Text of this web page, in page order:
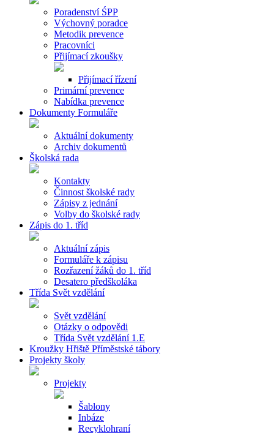
Poradenství ŚPP
Výchovný poradce
Metodik prevence
Pracovníci
Přijímací zkoušky
Přijímací řízení
Primární prevence
Nabídka prevence
Dokumenty Formuláře
Aktuální dokumenty
Archiv dokumentů
Školská rada
Kontakty
Činnost školské rady
Zápisy z jednání
Volby do školské rady
Zápis do 1. tříd
Aktuální zápis
Formuláře k zápisu
Rozřazení žáků do 1. tříd
Desatero předškoláka
Třída Svět vzdělání
Svět vzdělání
Otázky o odpovědi
Třída Svět vzdělání 1.E
Kroužky Hřiště Příměstské tábory
Projekty školy
Projekty
Šablony
Inbáze
Recyklohraní